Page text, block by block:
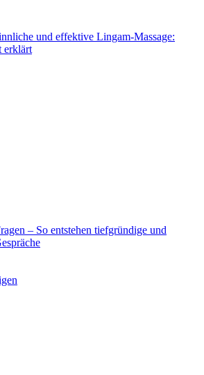
und effektive Lingam-Massage:
erklärt
– So entstehen tiefgründige und